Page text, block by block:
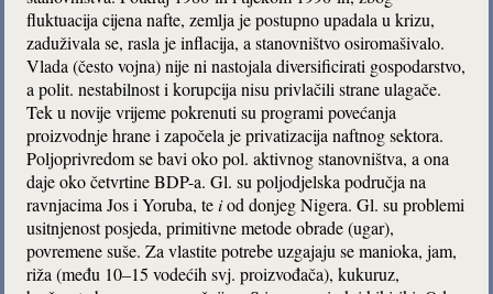
fluktuacija cijena nafte, zemlja je postupno upadala u krizu,
zaduživala se, rasla je inflacija, a stanovništvo osiromašivalo.
Vlada (često vojna) nije ni nastojala diversificirati gospodarstvo,
a polit. nestabilnost i korupcija nisu privlačili strane ulagače.
Tek u novije vrijeme pokrenuti su programi povećanja
proizvodnje hrane i započela je privatizacija naftnog sektora.
Poljoprivredom se bavi oko pol. aktivnog stanovništva, a ona
daje oko četvrtine BDP-a. Gl. su poljodjelska područja na
ravnjacima Jos i Yoruba, teiod donjeg Nigera. Gl. su problemi
usitnjenost posjeda, primitivne metode obrade (ugar),
povremene suše. Za vlastite potrebe uzgajaju se manioka, jam,
riža (među 10–15 vodećih svj. proizvođača), kukuruz,